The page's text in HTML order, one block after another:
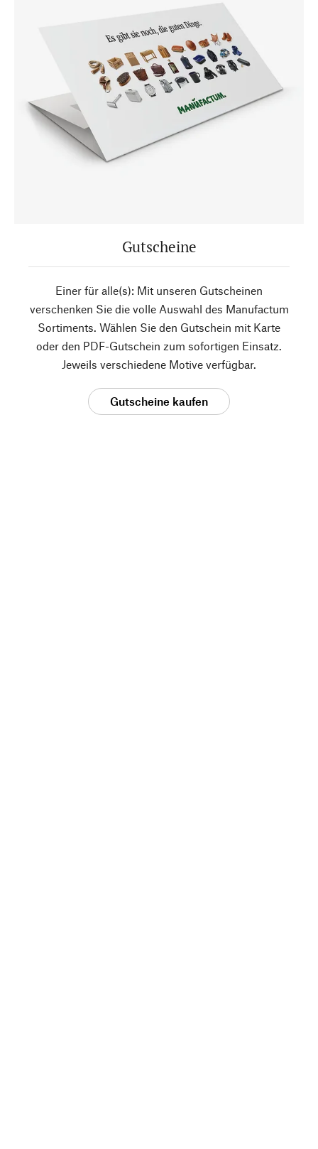
Gutscheine
Einer für alle(s): Mit unseren Gutscheinen
verschenken Sie die volle Auswahl des Manufactum
Sortiments. Wählen Sie den Gutschein mit Karte
oder den PDF-Gutschein zum sofortigen Einsatz.
Jeweils verschiedene Motive verfügbar.
Gutscheine kaufen